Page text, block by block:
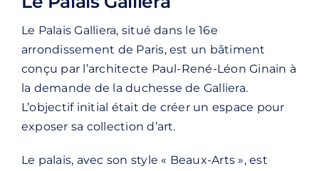
Le Palais Galliera, situé dans le 16e
arrondissement de Paris, est un bâtiment
conçu par l’architecte Paul-René-Léon Ginain à
la demande de la duchesse de Galliera.
L’objectif initial était de créer un espace pour
exposer sa collection d’art.
Le palais, avec son style « Beaux-Arts », est